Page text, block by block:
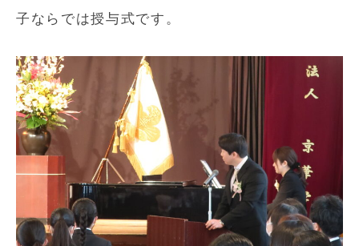
子ならでは授与式です。